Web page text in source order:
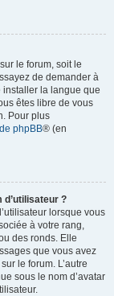
le forum, soit le
de demander à
installer la langue que
êtes libre de vous
Pour plus
phpBB® (en
d’utilisateur ?
lorsque vous
à votre rang,
des ronds. Elle
que vous avez
le forum. L’autre
sous le nom d’avatar